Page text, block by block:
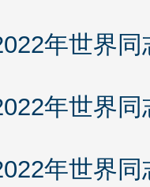
年世界
年世界
年世界